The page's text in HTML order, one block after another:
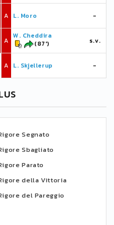
A L. Moro -
A
W. Cheddira
(87')
s.v.
A L. Skjellerup -
Segnato
Sbagliato
Parato
della Vittoria
del Pareggio